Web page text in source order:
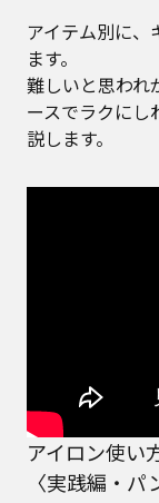
アイテム別に、
ます。
難しいと思われ
ースでラクに
説します。
アイロン使い
〈実践編・パ